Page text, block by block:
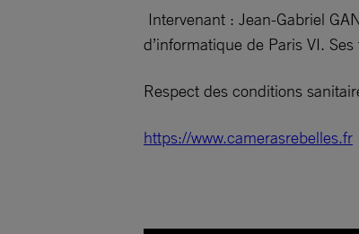
Intervenant : Jean-Gabriel
d’informatique de Paris VI.
Respect des conditions
https://www.camerasrebelles.fr